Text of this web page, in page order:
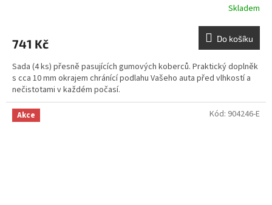
Skladem
741 Kč Do košíku
Sada (4 ks) přesně pasujících gumových koberců. Praktický doplněk
s cca 10 mm okrajem chránící podlahu Vašeho auta před vlhkostí a
nečistotami v každém počasí.
Akce Kód: 904246-E